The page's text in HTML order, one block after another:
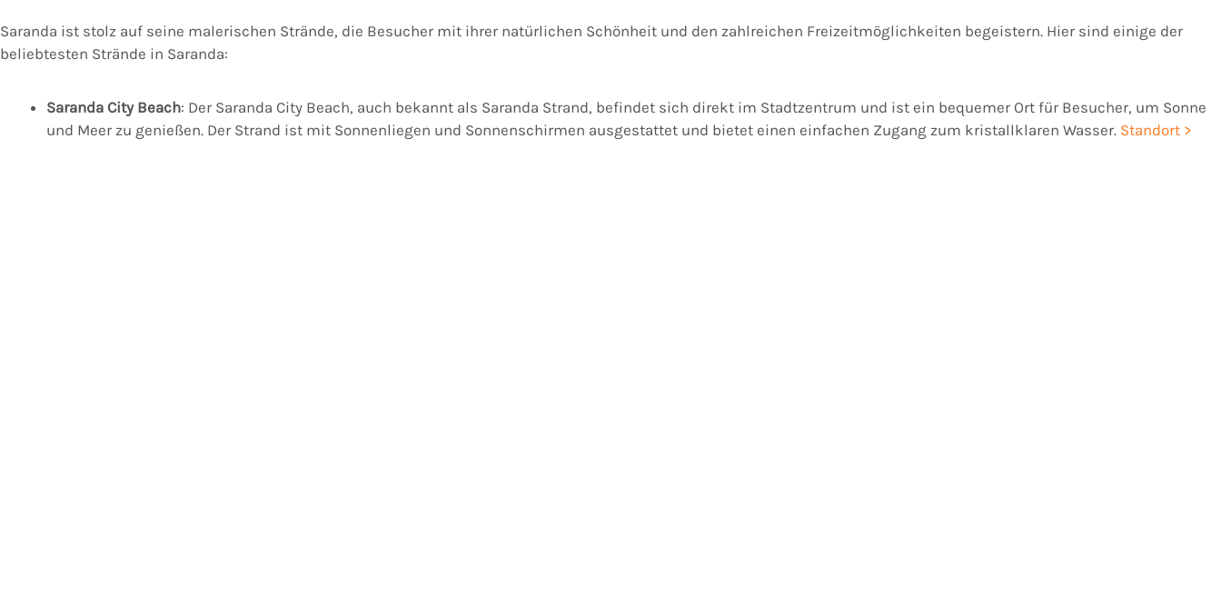
Saranda ist stolz auf seine malerischen Strände, die Besucher mit ihrer natürlichen Schönheit und den zahlreichen Freizeitmöglichkeiten begeistern. Hier sind einige der
beliebtesten Strände in Saranda:
Saranda City Beach: Der Saranda City Beach, auch bekannt als Saranda Strand, befindet sich direkt im Stadtzentrum und ist ein bequemer Ort für Besucher, um Sonne
und Meer zu genießen. Der Strand ist mit Sonnenliegen und Sonnenschirmen ausgestattet und bietet einen einfachen Zugang zum kristallklaren Wasser. Standort >